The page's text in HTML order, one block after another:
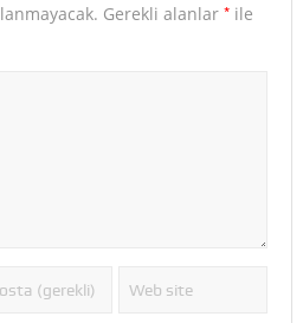
Gerekli alanlar *ile